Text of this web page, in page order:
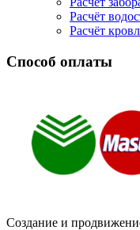
Расчёт
Расчёт
Способ оплаты
Создание и